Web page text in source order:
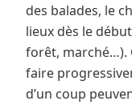
des balades, le
lieux dès le
forêt, marché…).
faire
d’un coup